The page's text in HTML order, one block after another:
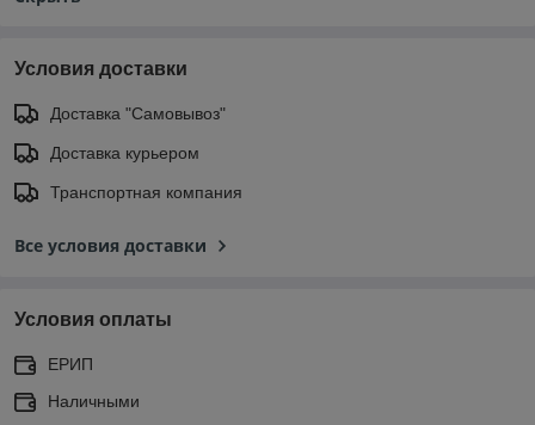
Условия доставки
Доставка "Самовывоз"
Доставка курьером
Транспортная компания
Все условия доставки
Условия оплаты
ЕРИП
Наличными